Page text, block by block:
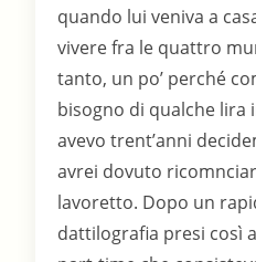
quando lui veniva a
vivere fra le quattro
tanto, un po’ perché
bisogno di qualche lira
avevo trent’anni
avrei dovuto
lavoretto. Dopo un
dattilografia presi così